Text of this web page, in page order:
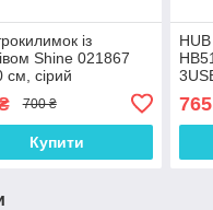
із
Shine 021867
см, сірий
700 ₴
Купити
765